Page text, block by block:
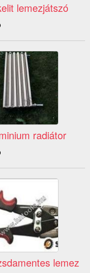
lemezjátszó
radiátor
lemez